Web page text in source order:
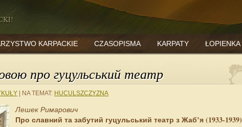
KARPACKIE CZASOPISMA KARPATY ŁOPIENKA
про гуцульський театр
NA TEMAT: HUCULSZCZYZNA
Лешек Римарович
Про славний та забутий гуцульський театр з Жаб’я (1933-1939)